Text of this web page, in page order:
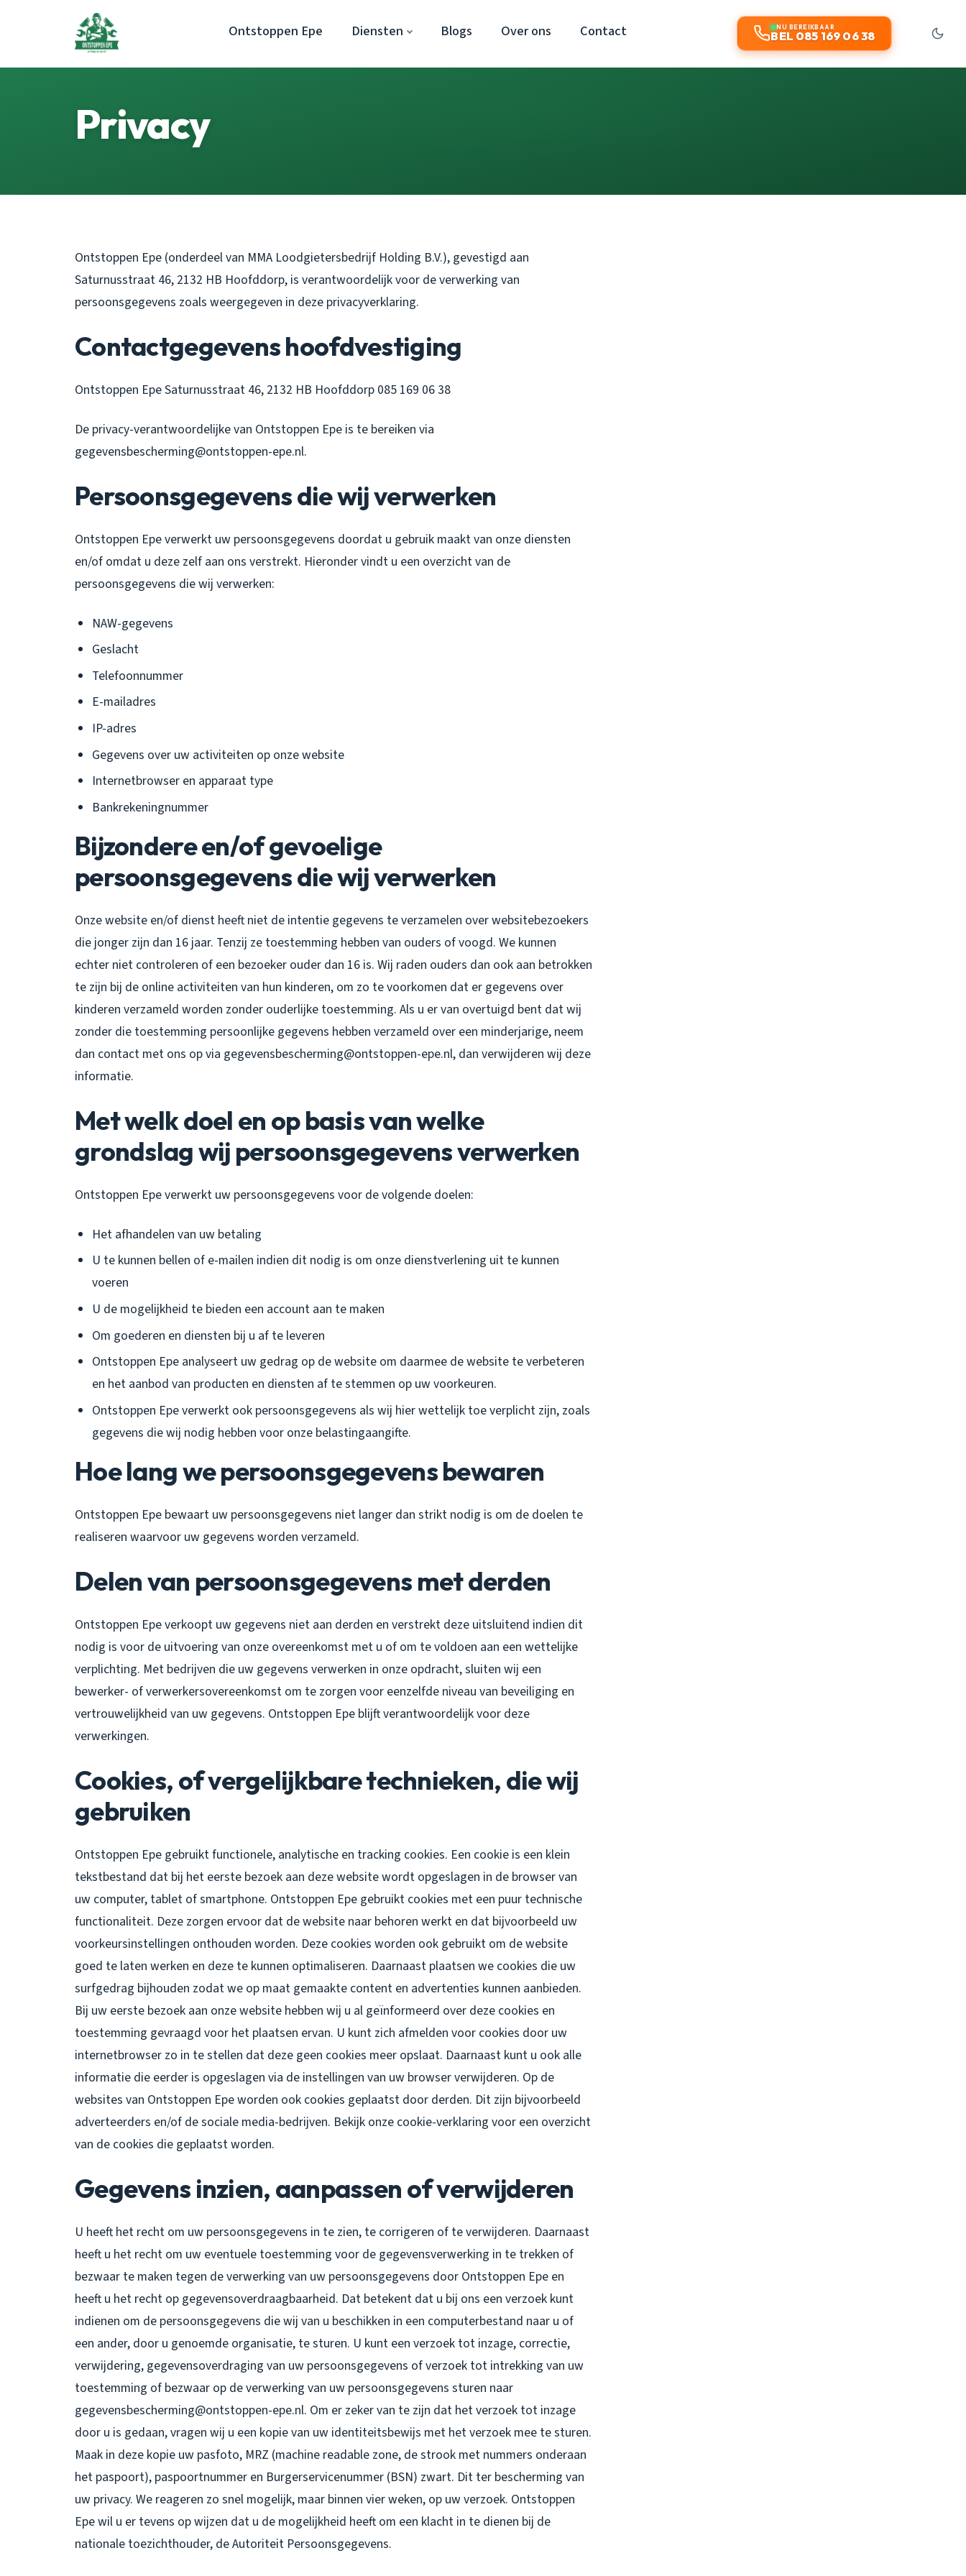
Ontstoppen Epe Diensten Blogs Over ons Contact NU BEREIKBAAR
BEL 085 169 06 38
Privacy
Ontstoppen Epe (onderdeel van MMA Loodgietersbedrijf Holding B.V.), gevestigd aan
Saturnusstraat 46, 2132 HB Hoofddorp, is verantwoordelijk voor de verwerking van
persoonsgegevens zoals weergegeven in deze privacyverklaring.
Contactgegevens hoofdvestiging
Ontstoppen Epe Saturnusstraat 46, 2132 HB Hoofddorp 085 169 06 38
De privacy-verantwoordelijke van Ontstoppen Epe is te bereiken via
gegevensbescherming@ontstoppen-epe.nl.
Persoonsgegevens die wij verwerken
Ontstoppen Epe verwerkt uw persoonsgegevens doordat u gebruik maakt van onze diensten
en/of omdat u deze zelf aan ons verstrekt. Hieronder vindt u een overzicht van de
persoonsgegevens die wij verwerken:
NAW-gegevens
Geslacht
Telefoonnummer
E-mailadres
IP-adres
Gegevens over uw activiteiten op onze website
Internetbrowser en apparaat type
Bankrekeningnummer
Bijzondere en/of gevoelige
persoonsgegevens die wij verwerken
Onze website en/of dienst heeft niet de intentie gegevens te verzamelen over websitebezoekers
die jonger zijn dan 16 jaar. Tenzij ze toestemming hebben van ouders of voogd. We kunnen
echter niet controleren of een bezoeker ouder dan 16 is. Wij raden ouders dan ook aan betrokken
te zijn bij de online activiteiten van hun kinderen, om zo te voorkomen dat er gegevens over
kinderen verzameld worden zonder ouderlijke toestemming. Als u er van overtuigd bent dat wij
zonder die toestemming persoonlijke gegevens hebben verzameld over een minderjarige, neem
dan contact met ons op via gegevensbescherming@ontstoppen-epe.nl, dan verwijderen wij deze
informatie.
Met welk doel en op basis van welke
grondslag wij persoonsgegevens verwerken
Ontstoppen Epe verwerkt uw persoonsgegevens voor de volgende doelen:
Het afhandelen van uw betaling
U te kunnen bellen of e-mailen indien dit nodig is om onze dienstverlening uit te kunnen
voeren
U de mogelijkheid te bieden een account aan te maken
Om goederen en diensten bij u af te leveren
Ontstoppen Epe analyseert uw gedrag op de website om daarmee de website te verbeteren
en het aanbod van producten en diensten af te stemmen op uw voorkeuren.
Ontstoppen Epe verwerkt ook persoonsgegevens als wij hier wettelijk toe verplicht zijn, zoals
gegevens die wij nodig hebben voor onze belastingaangifte.
Hoe lang we persoonsgegevens bewaren
Ontstoppen Epe bewaart uw persoonsgegevens niet langer dan strikt nodig is om de doelen te
realiseren waarvoor uw gegevens worden verzameld.
Delen van persoonsgegevens met derden
Ontstoppen Epe verkoopt uw gegevens niet aan derden en verstrekt deze uitsluitend indien dit
nodig is voor de uitvoering van onze overeenkomst met u of om te voldoen aan een wettelijke
verplichting. Met bedrijven die uw gegevens verwerken in onze opdracht, sluiten wij een
bewerker- of verwerkersovereenkomst om te zorgen voor eenzelfde niveau van beveiliging en
vertrouwelijkheid van uw gegevens. Ontstoppen Epe blijft verantwoordelijk voor deze
verwerkingen.
Cookies, of vergelijkbare technieken, die wij
gebruiken
Ontstoppen Epe gebruikt functionele, analytische en tracking cookies. Een cookie is een klein
tekstbestand dat bij het eerste bezoek aan deze website wordt opgeslagen in de browser van
uw computer, tablet of smartphone. Ontstoppen Epe gebruikt cookies met een puur technische
functionaliteit. Deze zorgen ervoor dat de website naar behoren werkt en dat bijvoorbeeld uw
voorkeursinstellingen onthouden worden. Deze cookies worden ook gebruikt om de website
goed te laten werken en deze te kunnen optimaliseren. Daarnaast plaatsen we cookies die uw
surfgedrag bijhouden zodat we op maat gemaakte content en advertenties kunnen aanbieden.
Bij uw eerste bezoek aan onze website hebben wij u al geïnformeerd over deze cookies en
toestemming gevraagd voor het plaatsen ervan. U kunt zich afmelden voor cookies door uw
internetbrowser zo in te stellen dat deze geen cookies meer opslaat. Daarnaast kunt u ook alle
informatie die eerder is opgeslagen via de instellingen van uw browser verwijderen. Op de
websites van Ontstoppen Epe worden ook cookies geplaatst door derden. Dit zijn bijvoorbeeld
adverteerders en/of de sociale media-bedrijven. Bekijk onze cookie-verklaring voor een overzicht
van de cookies die geplaatst worden.
Gegevens inzien, aanpassen of verwijderen
U heeft het recht om uw persoonsgegevens in te zien, te corrigeren of te verwijderen. Daarnaast
heeft u het recht om uw eventuele toestemming voor de gegevensverwerking in te trekken of
bezwaar te maken tegen de verwerking van uw persoonsgegevens door Ontstoppen Epe en
heeft u het recht op gegevensoverdraagbaarheid. Dat betekent dat u bij ons een verzoek kunt
indienen om de persoonsgegevens die wij van u beschikken in een computerbestand naar u of
een ander, door u genoemde organisatie, te sturen. U kunt een verzoek tot inzage, correctie,
verwijdering, gegevensoverdraging van uw persoonsgegevens of verzoek tot intrekking van uw
toestemming of bezwaar op de verwerking van uw persoonsgegevens sturen naar
gegevensbescherming@ontstoppen-epe.nl. Om er zeker van te zijn dat het verzoek tot inzage
door u is gedaan, vragen wij u een kopie van uw identiteitsbewijs met het verzoek mee te sturen.
Maak in deze kopie uw pasfoto, MRZ (machine readable zone, de strook met nummers onderaan
het paspoort), paspoortnummer en Burgerservicenummer (BSN) zwart. Dit ter bescherming van
uw privacy. We reageren zo snel mogelijk, maar binnen vier weken, op uw verzoek. Ontstoppen
Epe wil u er tevens op wijzen dat u de mogelijkheid heeft om een klacht in te dienen bij de
nationale toezichthouder, de Autoriteit Persoonsgegevens.